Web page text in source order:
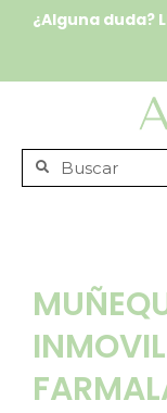
¿Alguna duda?